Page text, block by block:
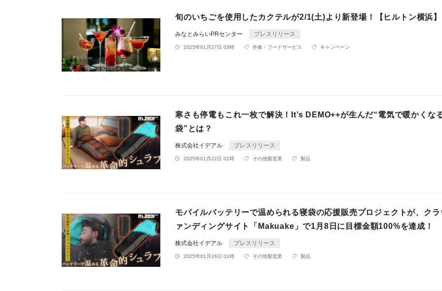
旬のいちごを使用したカクテルが2/1(土)より新登場！【ヒルトン横浜】
みなとみらいPRセンター プレスリリース
2025年01月27日 03時 外食・フードサービス キャンペーン
寒さも停電もこれ一枚で解決！It’s DEMO++が生んだ“電気で暖かくな
袋”とは？
株式会社イデアル プレスリリース
2025年01月22日 01時 その他製造業 製品
モバイルバッテリーで温められる寝袋の応援販売プロジェクトが、ク
ァンディングサイト「Makuake」で1月8日に目標金額100%を達成！
株式会社イデアル プレスリリース
2025年01月16日 01時 その他製造業 製品